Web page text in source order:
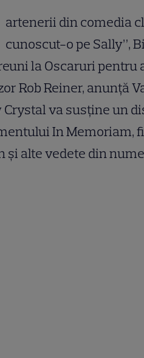
artenerii din comedia
cunoscut-o pe Sally”,
la Oscaruri pentru
Rob Reiner, anunță
va susține un
In Memoriam,
și alte vedete din